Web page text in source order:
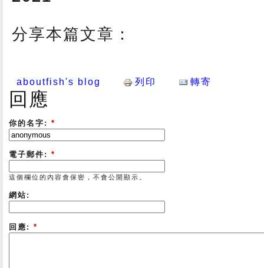
分享本篇文章：
aboutfish's blog 列印 轉寄
回應
你的名字: *
電子郵件: *
這個欄位的內容會保密，不會公開顯示。
網站:
回應: *